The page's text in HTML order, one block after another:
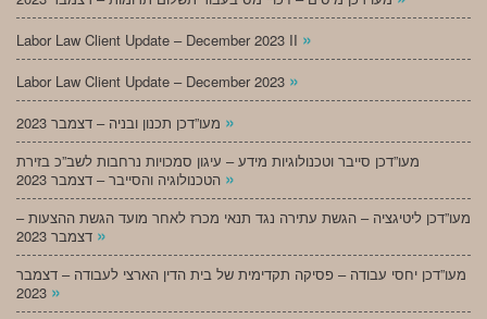
Labor Law Client Update – December 2023 II »
Labor Law Client Update – December 2023 »
»
מעו”דכן סייבר וטכנולוגיות מידע – עיגון סמכויות נרחבות לשב”כ בזירת
»
מעו”דכן ליטיגציה – הגשת עתירה נגד תנאי מכרז לאחר מועד הגשת ההצעות –
»
מעו”דכן יחסי עבודה – פסיקה תקדימית של בית הדין הארצי לעבודה – דצמבר
»